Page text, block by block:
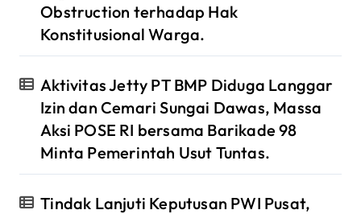
Obstruction terhadap Hak
Konstitusional Warga.
Aktivitas Jetty PT BMP Diduga Langgar
Izin dan Cemari Sungai Dawas, Massa
Aksi POSE RI bersama Barikade 98
Minta Pemerintah Usut Tuntas.
Tindak Lanjuti Keputusan PWI Pusat,